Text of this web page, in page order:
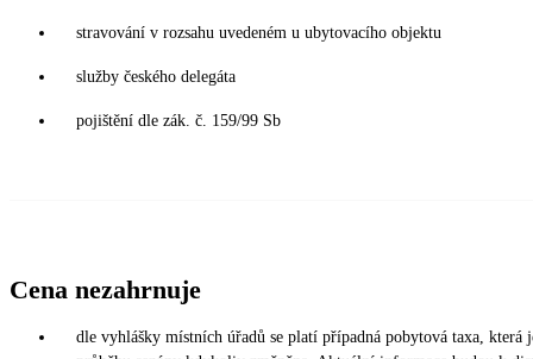
stravování v rozsahu uvedeném u ubytovacího objektu
služby českého delegáta
pojištění dle zák. č. 159/99 Sb
Cena nezahrnuje
dle vyhlášky místních úřadů se platí případná pobytová taxa,